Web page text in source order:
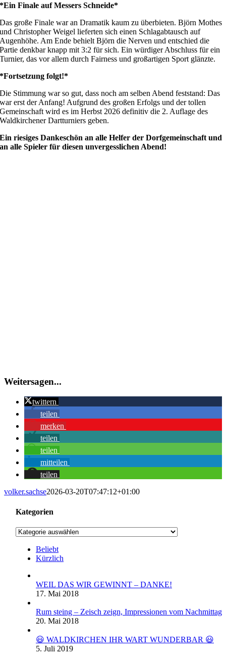
*Ein Finale auf Messers Schneide*
Das große Finale war an Dramatik kaum zu überbieten. Björn Mothes
und Christopher Weigel lieferten sich einen Schlagabtausch auf
Augenhöhe. Am Ende behielt Björn die Nerven und entschied die
Partie denkbar knapp mit 3:2 für sich. Ein würdiger Abschluss für ein
Turnier, das vor allem durch Fairness und großartigen Sport glänzte.
*Fortsetzung folgt!*
Die Stimmung war so gut, dass noch am selben Abend feststand: Das
war erst der Anfang! Aufgrund des großen Erfolgs und der tollen
Gemeinschaft wird es im Herbst 2026 definitiv die 2. Auflage des
Waldkirchener Dartturniers geben.
Ein riesiges Dankeschön an alle Helfer der Dorfgemeinschaft und
an alle Spieler für diesen unvergesslichen Abend!
Weitersagen...
twittern
teilen
merken
teilen
teilen
mitteilen
teilen
volker.sachse2026-03-20T07:47:12+01:00
Kategorien
Kategorien
Beliebt
Kürzlich
WEIL DAS WIR GEWINNT – DANKE!
17. Mai 2018
Rum steing – Zeisch zeign, Impressionen vom Nachmittag
20. Mai 2018
😃 WALDKIRCHEN IHR WART WUNDERBAR 😃
5. Juli 2019